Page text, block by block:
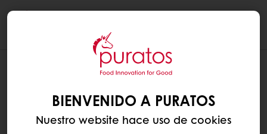
¿CUÁL ES LA DIFERENCIA ENTRE EL PAN
INTEGRAL Y EL PAN BLANCO?
La diferencia entre el pan de trigo integral y
BIENVENIDO A PURATOS
Nuestro website hace uso de cookies